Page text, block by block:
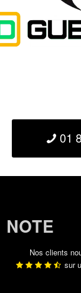
01
NOTE
Nos clients
sur